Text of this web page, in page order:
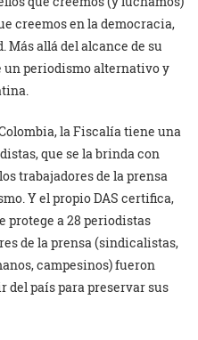
creemos en la democracia,
Más allá del alcance de su
un periodismo alternativo y
la Fiscalía tiene una
que se la brinda con
trabajadores de la prensa
Y el propio DAS certifica,
protege a 28 periodistas
de la prensa (sindicalistas,
campesinos) fueron
del país para preservar sus